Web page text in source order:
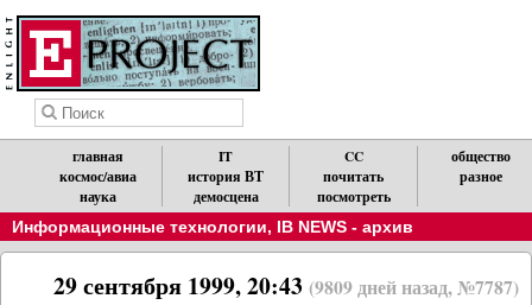
главная
космос/авиа
наука
IT
история ВТ
демосцена
CC
почитать
посмотреть
общество
разное
Информационные технологии, IB NEWS - архив
29 сентября 1999, 20:43 (9809 дней назад, №7787)